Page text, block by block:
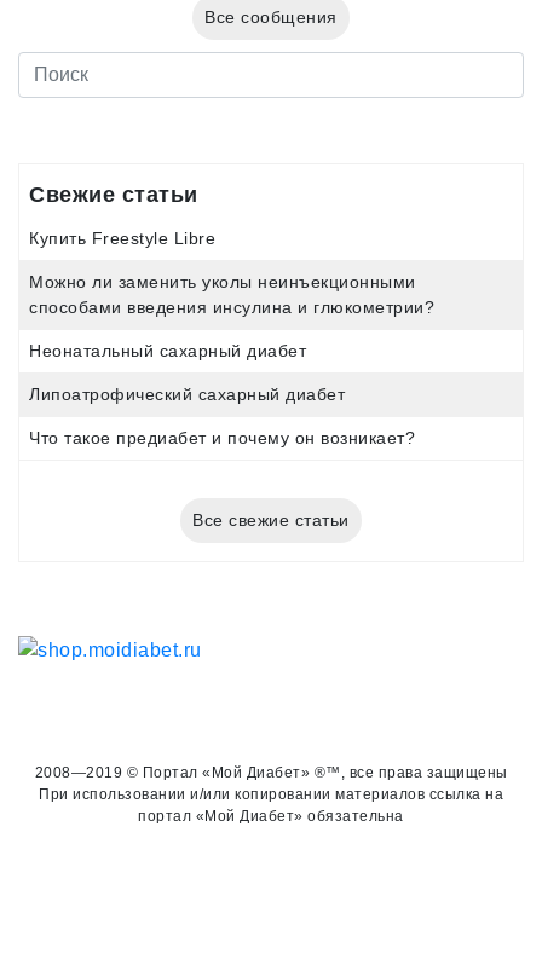
Все сообщения
Свежие статьи
Купить Freestyle Libre
Можно ли заменить уколы неинъекционными
способами введения инсулина и глюкометрии?
Неонатальный сахарный диабет
Липоатрофический сахарный диабет
Что такое предиабет и почему он возникает?
Все свежие статьи
2008—2019 © Портал «Мой Диабет» ®™, все права защищены
При использовании и/или копировании материалов ссылка на
портал «Мой Диабет» обязательна